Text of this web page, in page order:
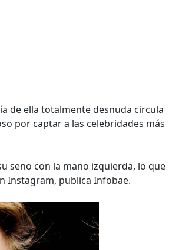
de ella totalmente desnuda circula
por captar a las celebridades más
seno con la mano izquierda, lo que
Instagram, publica Infobae.